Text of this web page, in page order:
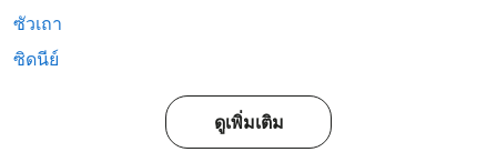
ซัวเถา
ซิดนีย์
ดูเพิ่มเติม